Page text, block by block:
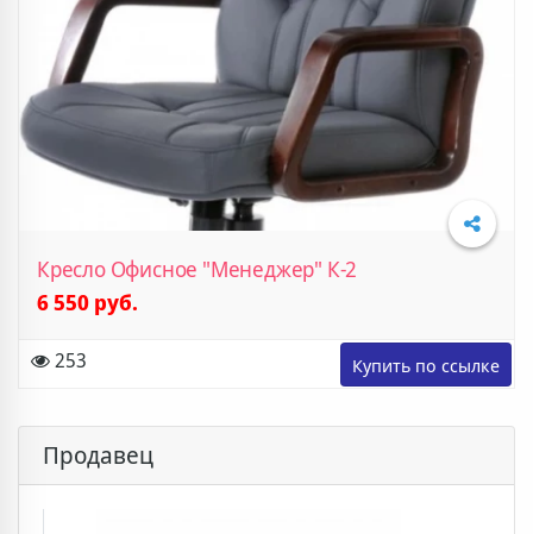
Кресло Офисное "Менеджер" К-2
6 550 руб.
253
Продавец